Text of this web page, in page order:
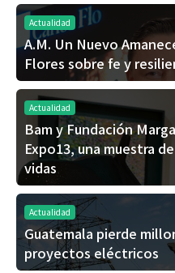
Actualidad
A.M. Un Nuevo
Flores sobre fe y
Actualidad
Bam y Fundación
Expo13, una muestra
vidas
Actualidad
Guatemala pierde
proyectos eléctricos